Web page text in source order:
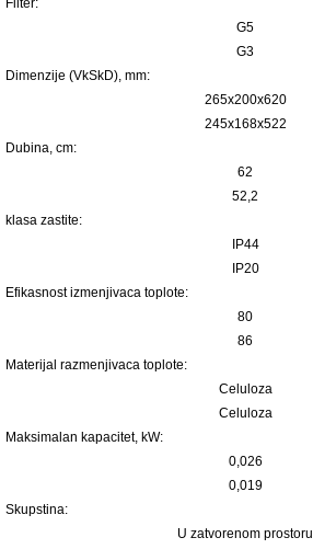
Filter:
G5
G3
Dimenzije (VkSkD), mm:
265x200x620
245x168x522
Dubina, сm:
62
52,2
klasa zastite:
IP44
IP20
Efikasnost izmenjivaca toplote:
80
86
Materijal razmenjivaca toplote:
Celuloza
Celuloza
Maksimalan kapacitet, kW:
0,026
0,019
Skupstina:
U zatvorenom prostoru